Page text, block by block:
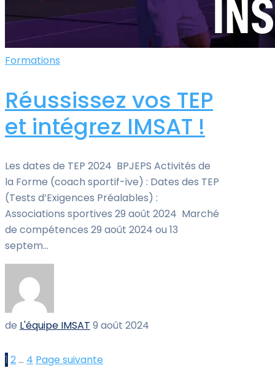
Formations
Réussissez vos TEP
et intégrez IMSAT !
Les dates de TEP 2024 BPJEPS Activités de
la Forme (coach sportif-ive) : Dates des TEP
(Tests d’Exigences Préalables) :
Associations sportives 29 août 2024 Marché
de compétences 29 août 2024 ou 13
septem...
de L'équipe IMSAT 9 août 2024
1 2… 4 Page suivante